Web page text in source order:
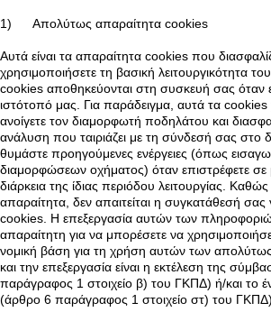
1) Απολύτως
Αυτά είναι τα απαραίτητα cookies που
χρησιμοποιήσετε τη βασική λειτουργικότητα
cookies αποθηκεύονται στη συσκευή σας όταν
ιστότοπό μας. Για παράδειγμα, αυτά τα cookies
ανοίγετε τον διαμορφωτή ποδηλάτου και
ανάλυση που ταιριάζει με τη σύνδεσή σας στο
θυμάστε προηγούμενες ενέργειες (όπως
διαμορφώσεων οχήματος) όταν επιστρέφετε σε
διάρκεια της ίδιας περιόδου λειτουργίας.
απαραίτητα, δεν απαιτείται η συγκατάθεσή σας
cookies. Η επεξεργασία αυτών των πληροφοριών
απαραίτητη για να μπορέσετε να
νομική βάση για τη χρήση αυτών των
και την επεξεργασία είναι η εκτέλεση της
παράγραφος 1 στοιχείο β) του ΓΚΠΔ) ή/και το
(άρθρο 6 παράγραφος 1 στοιχείο στ) του ΓΚΠΔ).